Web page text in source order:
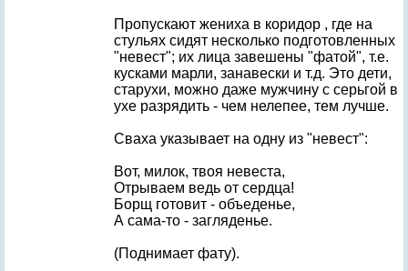
Пропускают жениха в коридор , где на
стульях сидят несколько подготовленных
"невест"; их лица завешены "фатой", т.е.
кусками марли, занавески и т.д. Это дети,
старухи, можно даже мужчину с серьгой в
ухе разрядить - чем нелепее, тем лучше.
Сваха указывает на одну из "невест":
Вот, милок, твоя невеста,
Отрываем ведь от сердца!
Борщ готовит - объеденье,
А сама-то - загляденье.
(Поднимает фату).